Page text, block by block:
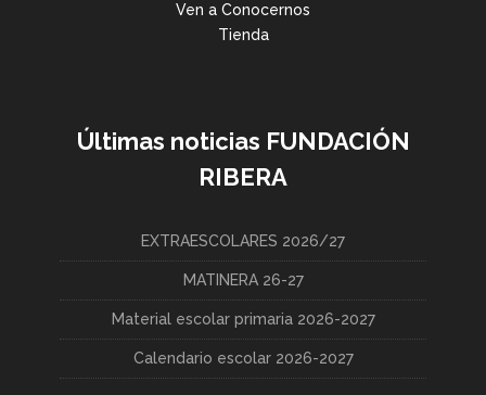
Ven a Conocernos
Tienda
Últimas noticias FUNDACIÓN
RIBERA
EXTRAESCOLARES 2026/27
MATINERA 26-27
Material escolar primaria 2026-2027
Calendario escolar 2026-2027